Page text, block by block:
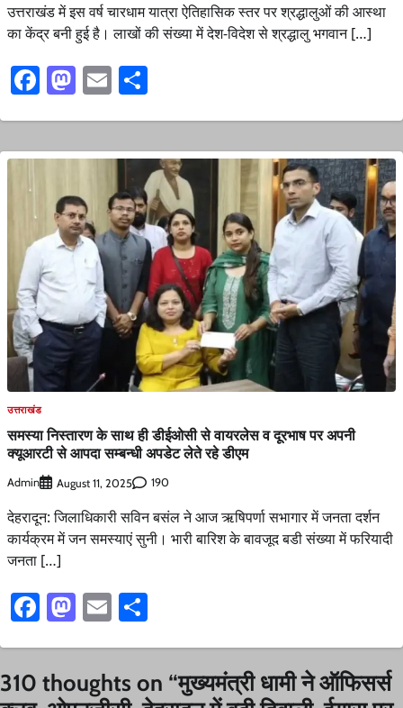
उत्तराखंड में इस वर्ष चारधाम यात्रा ऐतिहासिक स्तर पर श्रद्धालुओं की आस्था
का केंद्र बनी हुई है। लाखों की संख्या में देश-विदेश से श्रद्धालु भगवान […]
Facebook
Mastodon
Email
उत्तराखंड
समस्या निस्तारण के साथ ही डीईओसी से वायरलेस व दूरभाष पर अपनी
क्यूआरटी से आपदा सम्बन्धी अपडेट लेते रहे डीएम
Admin August 11, 2025 190
देहरादून: जिलाधिकारी सविन बसंल ने आज ऋषिपर्णा सभागार में जनता दर्शन
कार्यक्रम में जन समस्याएं सुनी। भारी बारिश के बावजूद बडी संख्या में फरियादी
जनता […]
Facebook
Mastodon
Email
310 thoughts on “मुख्यमंत्री धामी ने ऑफिसर्स